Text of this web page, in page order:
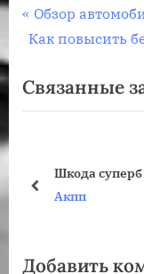
записям
П
р
д
ы
щ
з
Обзор
С
е
д
щ
з
Как повысить
Связанные
Шкода суперб
Акпп
пред
Добавить